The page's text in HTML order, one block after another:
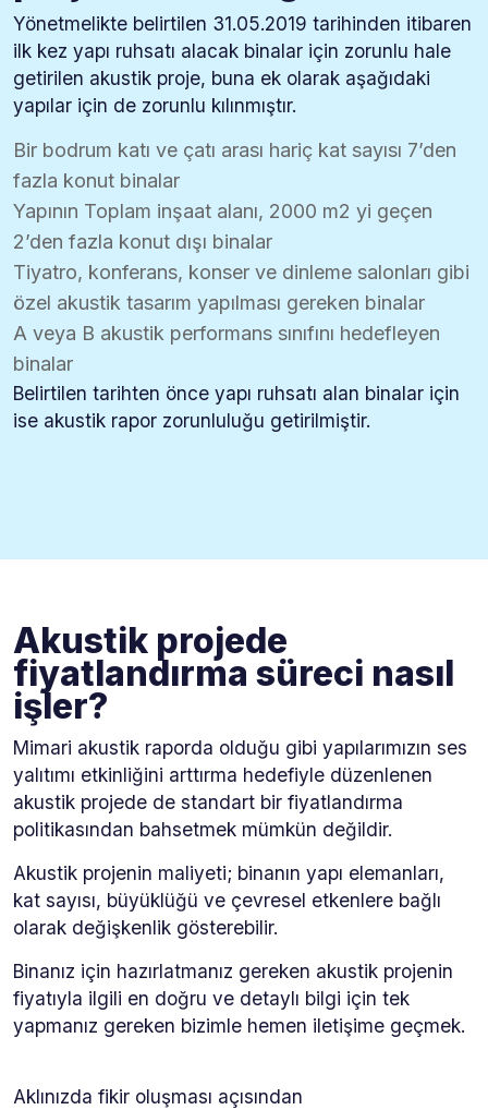
Yönetmelikte belirtilen 31.05.2019 tarihinden itibaren
ilk kez yapı ruhsatı alacak binalar için zorunlu hale
getirilen akustik proje, buna ek olarak aşağıdaki
yapılar için de zorunlu kılınmıştır.
Bir bodrum katı ve çatı arası hariç kat sayısı 7’den
fazla konut binalar
Yapının Toplam inşaat alanı, 2000 m2 yi geçen
2’den fazla konut dışı binalar
Tiyatro, konferans, konser ve dinleme salonları gibi
özel akustik tasarım yapılması gereken binalar
A veya B akustik performans sınıfını hedefleyen
binalar
Belirtilen tarihten önce yapı ruhsatı alan binalar için
ise akustik rapor zorunluluğu getirilmiştir.
Akustik projede
fiyatlandırma süreci nasıl
işler?
Mimari akustik raporda olduğu gibi yapılarımızın ses
yalıtımı etkinliğini arttırma hedefiyle düzenlenen
akustik projede de standart bir fiyatlandırma
politikasından bahsetmek mümkün değildir.
Akustik projenin maliyeti; binanın yapı elemanları,
kat sayısı, büyüklüğü ve çevresel etkenlere bağlı
olarak değişkenlik gösterebilir.
Binanız için hazırlatmanız gereken akustik projenin
fiyatıyla ilgili en doğru ve detaylı bilgi için tek
yapmanız gereken bizimle hemen iletişime geçmek.
Aklınızda fikir oluşması açısından